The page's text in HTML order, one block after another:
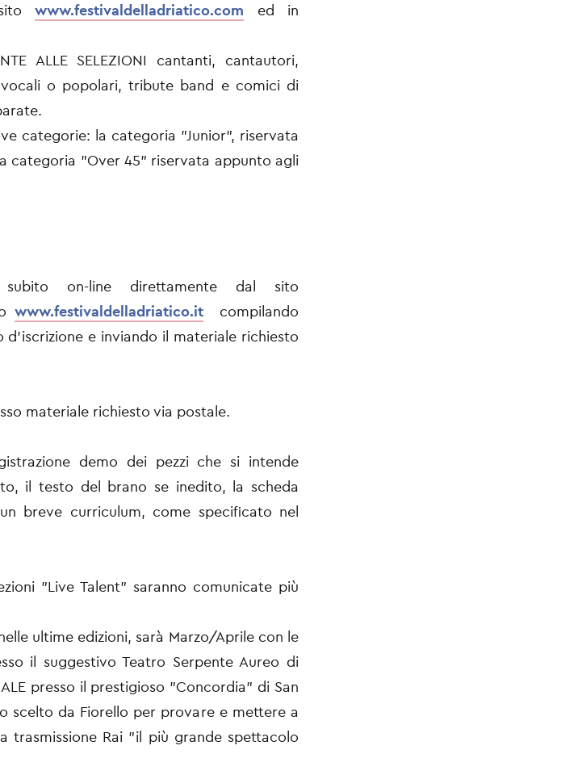
sitowww.festivaldelladriatico.com ed in
ALLE SELEZIONI cantanti, cantautori,
o popolari, tribute band e comici di
categorie: la categoria "Junior", riservata
categoria "Over 45" riservata appunto agli
on-line direttamente dal sito
www.festivaldelladriatico.it compilando
e inviando il materiale richiesto
materiale richiesto via postale.
demo dei pezzi che si intende
il testo del brano se inedito, la scheda
breve curriculum, come specificato nel
"Live Talent" saranno comunicate più
ultime edizioni, sarà Marzo/Aprile con le
il suggestivo Teatro Serpente Aureo di
presso il prestigioso "Concordia" di San
scelto da Fiorello per provare e mettere a
trasmissione Rai "il più grande spettacolo